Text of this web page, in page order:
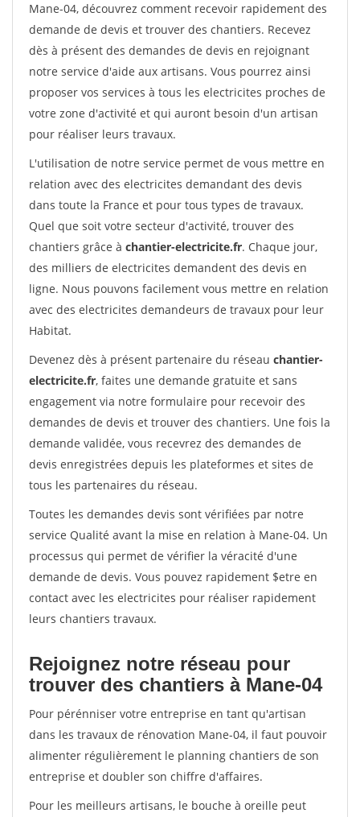
Mane-04, découvrez comment recevoir rapidement des
demande de devis et trouver des chantiers. Recevez
dès à présent des demandes de devis en rejoignant
notre service d'aide aux artisans. Vous pourrez ainsi
proposer vos services à tous les electricites proches de
votre zone d'activité et qui auront besoin d'un artisan
pour réaliser leurs travaux.
L'utilisation de notre service permet de vous mettre en
relation avec des electricites demandant des devis
dans toute la France et pour tous types de travaux.
Quel que soit votre secteur d'activité, trouver des
chantiers grâce à chantier-electricite.fr. Chaque jour,
des milliers de electricites demandent des devis en
ligne. Nous pouvons facilement vous mettre en relation
avec des electricites demandeurs de travaux pour leur
Habitat.
Devenez dès à présent partenaire du réseau chantier-
electricite.fr, faites une demande gratuite et sans
engagement via notre formulaire pour recevoir des
demandes de devis et trouver des chantiers. Une fois la
demande validée, vous recevrez des demandes de
devis enregistrées depuis les plateformes et sites de
tous les partenaires du réseau.
Toutes les demandes devis sont vérifiées par notre
service Qualité avant la mise en relation à Mane-04. Un
processus qui permet de vérifier la véracité d'une
demande de devis. Vous pouvez rapidement $etre en
contact avec les electricites pour réaliser rapidement
leurs chantiers travaux.
Rejoignez notre réseau pour
trouver des chantiers à Mane-04
Pour pérénniser votre entreprise en tant qu'artisan
dans les travaux de rénovation Mane-04, il faut pouvoir
alimenter régulièrement le planning chantiers de son
entreprise et doubler son chiffre d'affaires.
Pour les meilleurs artisans, le bouche à oreille peut